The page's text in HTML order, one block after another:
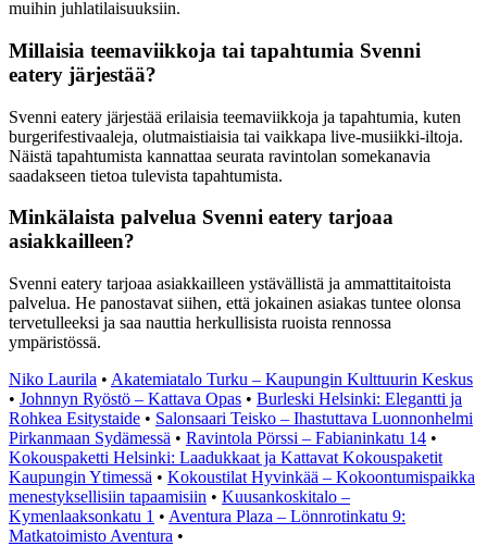
muihin juhlatilaisuuksiin.
Millaisia teemaviikkoja tai tapahtumia Svenni
eatery järjestää?
Svenni eatery järjestää erilaisia teemaviikkoja ja tapahtumia, kuten
burgerifestivaaleja, olutmaistiaisia tai vaikkapa live-musiikki-iltoja.
Näistä tapahtumista kannattaa seurata ravintolan somekanavia
saadakseen tietoa tulevista tapahtumista.
Minkälaista palvelua Svenni eatery tarjoaa
asiakkailleen?
Svenni eatery tarjoaa asiakkailleen ystävällistä ja ammattitaitoista
palvelua. He panostavat siihen, että jokainen asiakas tuntee olonsa
tervetulleeksi ja saa nauttia herkullisista ruoista rennossa
ympäristössä.
Niko Laurila • Akatemiatalo Turku – Kaupungin Kulttuurin Keskus
• Johnnyn Ryöstö – Kattava Opas • Burleski Helsinki: Elegantti ja
Rohkea Esitystaide • Salonsaari Teisko – Ihastuttava Luonnonhelmi
Pirkanmaan Sydämessä • Ravintola Pörssi – Fabianinkatu 14 •
Kokouspaketti Helsinki: Laadukkaat ja Kattavat Kokouspaketit
Kaupungin Ytimessä • Kokoustilat Hyvinkää – Kokoontumispaikka
menestyksellisiin tapaamisiin • Kuusankoskitalo –
Kymenlaaksonkatu 1 • Aventura Plaza – Lönnrotinkatu 9:
Matkatoimisto Aventura •